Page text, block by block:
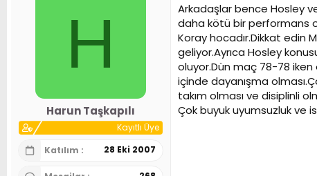
H
Harun Taşkapılı
Kayıtlı Üye
Katılım
28 Eki 2007
Arkadaşlar bence Hosley
daha kötü bir performans
Koray hocadır.Dikkat edin
geliyor.Ayrıca Hosley
oluyor.Dün maç 78-78 iken
içinde dayanışma
takım olması ve disiplinli
Çok buyuk uyumsuzluk ve